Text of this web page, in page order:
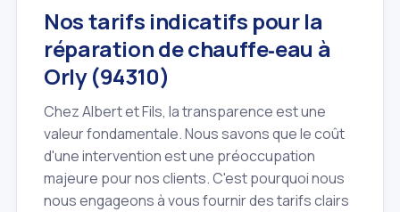
Nos tarifs indicatifs pour la
réparation de chauffe‑eau à
Orly (94310)
Chez Albert et Fils, la transparence est une
valeur fondamentale. Nous savons que le coût
d'une intervention est une préoccupation
majeure pour nos clients. C'est pourquoi nous
nous engageons à vous fournir des tarifs clairs